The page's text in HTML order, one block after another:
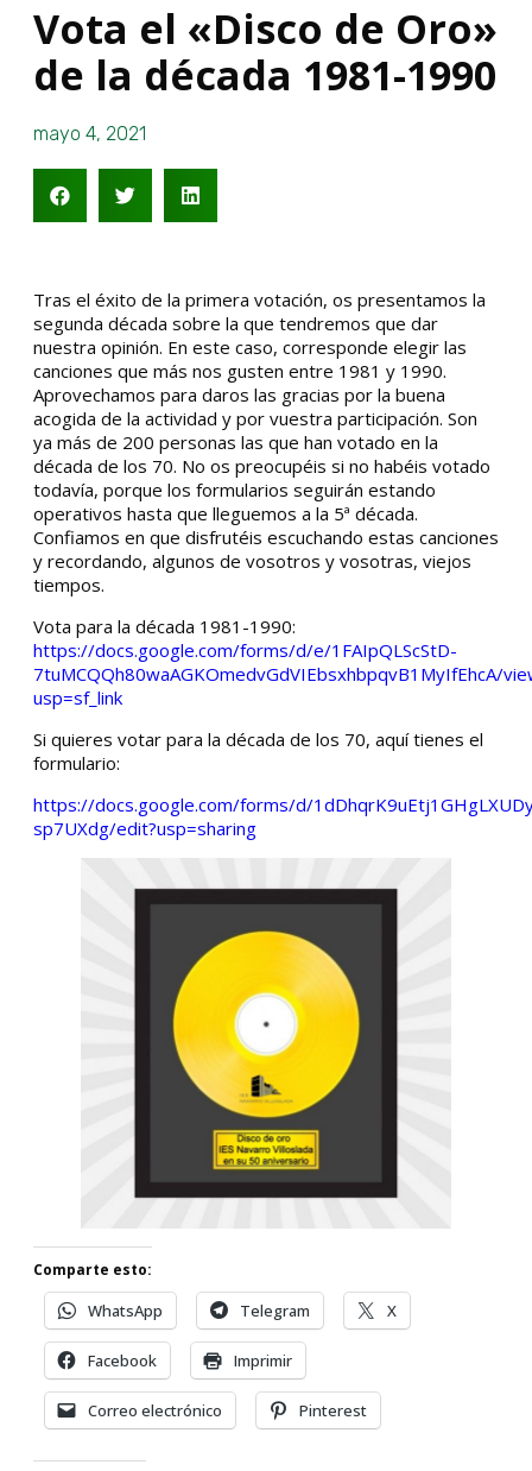
Vota el «Disco de Oro»
de la década 1981-1990
mayo 4, 2021
Tras el éxito de la primera votación, os presentamos la
segunda década sobre la que tendremos que dar
nuestra opinión. En este caso, corresponde elegir las
canciones que más nos gusten entre 1981 y 1990.
Aprovechamos para daros las gracias por la buena
acogida de la actividad y por vuestra participación. Son
ya más de 200 personas las que han votado en la
década de los 70. No os preocupéis si no habéis votado
todavía, porque los formularios seguirán estando
operativos hasta que lleguemos a la 5ª década.
Confiamos en que disfrutéis escuchando estas canciones
y recordando, algunos de vosotros y vosotras, viejos
tiempos.
Vota para la década 1981-1990:
https://docs.google.com/forms/d/e/1FAIpQLScStD-
7tuMCQQh80waAGKOmedvGdVIEbsxhbpqvB1MyIfEhcA/
usp=sf_link
Si quieres votar para la década de los 70, aquí tienes el
formulario:
https://docs.google.com/forms/d/
sp7UXdg/edit?usp=sharing
Comparte esto:
WhatsApp Telegram X
Facebook Imprimir
Correo electrónico Pinterest